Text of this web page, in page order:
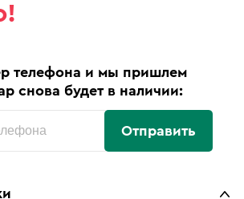
телефона и мы пришлем
снова будет в наличии:
Отправить